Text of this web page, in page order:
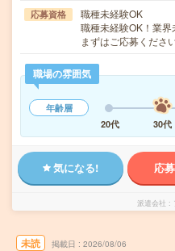
応募資格
職種未経験OK
職種未経験OK！業界
まずはご応募くださ
職場の雰囲気
年齢層
20代
30代
気になる! 応
派遣会社
未読 掲載日 2026/08/06